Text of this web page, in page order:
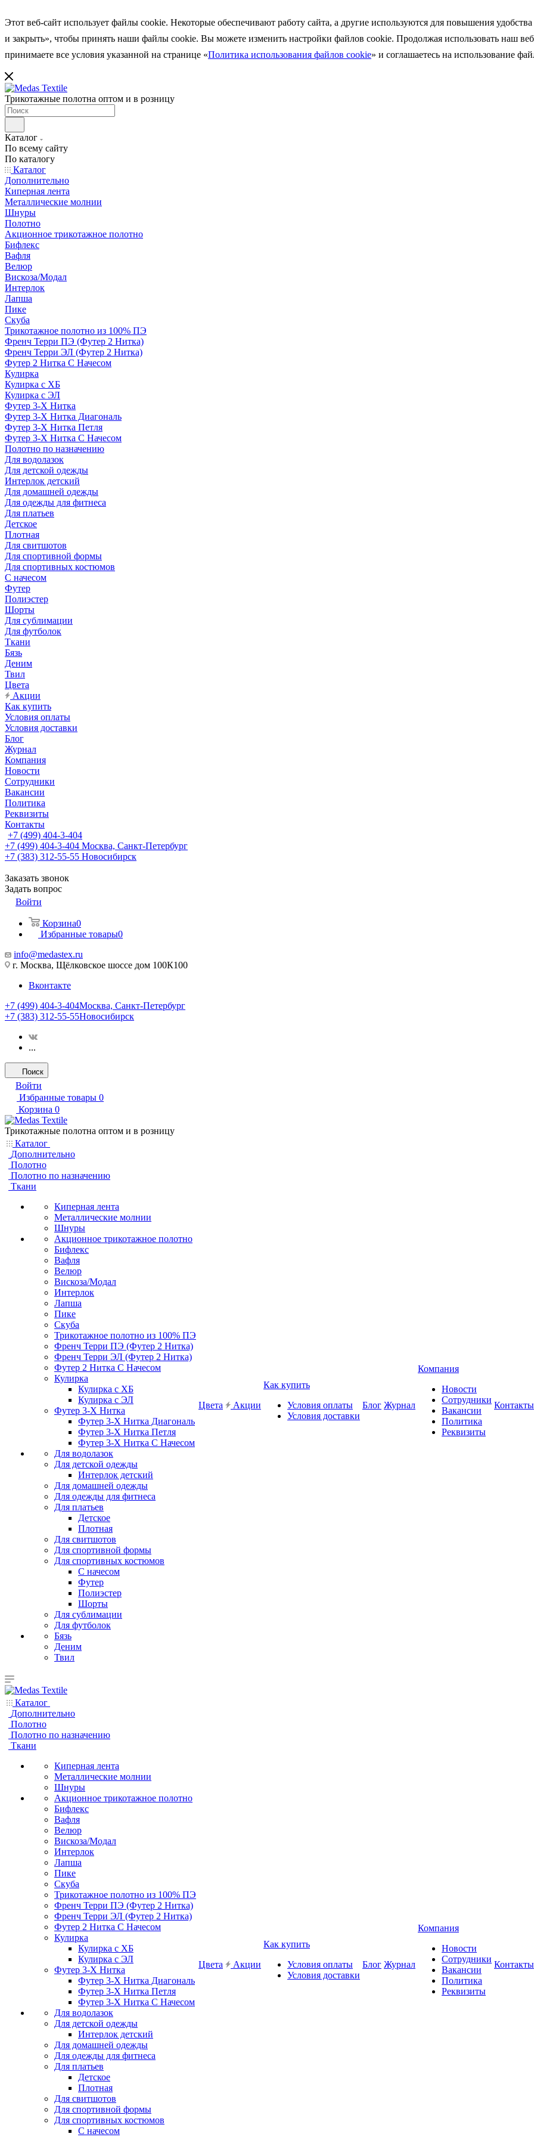
Этот веб-сайт использует файлы cookie. Некоторые обеспечивают работу сайта, а другие используются для повышения
и закрыть», чтобы принять наши файлы cookie. Вы можете изменить настройки файлов cookie. Продолжая использовать наш
принимаете все условия указанной на странице «Политика использования файлов cookie» и соглашаетесь на использование
Трикотажные полотна оптом и в розницу
Каталог
По всему сайту
По каталогу
Каталог
Дополнительно
Киперная лента
Металлические молнии
Шнуры
Полотно
Акционное трикотажное полотно
Бифлекс
Вафля
Велюр
Вискоза/Модал
Интерлок
Лапша
Пике
Скуба
Трикотажное полотно из 100% ПЭ
Френч Терри ПЭ (Футер 2 Нитка)
Френч Терри ЭЛ (Футер 2 Нитка)
Футер 2 Нитка С Начесом
Кулирка
Кулирка с ХБ
Кулирка с ЭЛ
Футер 3-Х Нитка
Футер 3-Х Нитка Диагональ
Футер 3-Х Нитка Петля
Футер 3-Х Нитка С Начесом
Полотно по назначению
Для водолазок
Для детской одежды
Интерлок детский
Для домашней одежды
Для одежды для фитнеса
Для платьев
Детское
Плотная
Для свитшотов
Для спортивной формы
Для спортивных костюмов
С начесом
Футер
Полиэстер
Шорты
Для сублимации
Для футболок
Ткани
Бязь
Деним
Твил
Цвета
Акции
Как купить
Условия оплаты
Условия доставки
Блог
Журнал
Компания
Новости
Сотрудники
Вакансии
Политика
Реквизиты
Контакты
+7 (499) 404-3-404
+7 (499) 404-3-404 Москва, Санкт-Петербург
+7 (383) 312-55-55 Новосибирск
Заказать звонок
Задать вопрос
Войти
Корзина0
Избранные товары0
info@medastex.ru
г. Москва, Щёлковское шоссе дом 100К100
Вконтакте
+7 (499) 404-3-404Москва, Санкт-Петербург
+7 (383) 312-55-55Новосибирск
...
Поиск
Войти
Избранные товары 0
Корзина 0
Трикотажные полотна оптом и в розницу
Каталог
Дополнительно
Полотно
Полотно по назначению
Ткани
Киперная лента
Металлические молнии
Шнуры
Акционное трикотажное полотно
Бифлекс
Вафля
Велюр
Вискоза/Модал
Интерлок
Лапша
Пике
Скуба
Трикотажное полотно из 100% ПЭ
Френч Терри ПЭ (Футер 2 Нитка)
Френч Терри ЭЛ (Футер 2 Нитка)
Футер 2 Нитка С Начесом
Кулирка
Кулирка с ХБ
Кулирка с ЭЛ
Футер 3-Х Нитка
Футер 3-Х Нитка Диагональ
Футер 3-Х Нитка Петля
Футер 3-Х Нитка С Начесом
Для водолазок
Для детской одежды
Интерлок детский
Для домашней одежды
Для одежды для фитнеса
Для платьев
Детское
Плотная
Для свитшотов
Для спортивной формы
Для спортивных костюмов
С начесом
Футер
Полиэстер
Шорты
Для сублимации
Для футболок
Бязь
Деним
Твил
Цвета Акции
Как купить
Условия оплаты
Условия доставки
Блог Журнал
Компания
Новости
Сотрудники
Вакансии
Политика
Реквизиты
Контакты
Каталог
Дополнительно
Полотно
Полотно по назначению
Ткани
Киперная лента
Металлические молнии
Шнуры
Акционное трикотажное полотно
Бифлекс
Вафля
Велюр
Вискоза/Модал
Интерлок
Лапша
Пике
Скуба
Трикотажное полотно из 100% ПЭ
Френч Терри ПЭ (Футер 2 Нитка)
Френч Терри ЭЛ (Футер 2 Нитка)
Футер 2 Нитка С Начесом
Кулирка
Кулирка с ХБ
Кулирка с ЭЛ
Футер 3-Х Нитка
Футер 3-Х Нитка Диагональ
Футер 3-Х Нитка Петля
Футер 3-Х Нитка С Начесом
Для водолазок
Для детской одежды
Интерлок детский
Для домашней одежды
Для одежды для фитнеса
Для платьев
Детское
Плотная
Для свитшотов
Для спортивной формы
Для спортивных костюмов
С начесом
Цвета Акции
Как купить
Условия оплаты
Условия доставки
Блог Журнал
Компания
Новости
Сотрудники
Вакансии
Политика
Реквизиты
Контакты